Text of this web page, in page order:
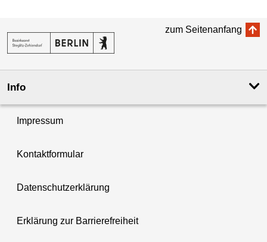
zum Seitenanfang
Info
Impressum
Kontaktformular
Datenschutzerklärung
Erklärung zur Barrierefreiheit